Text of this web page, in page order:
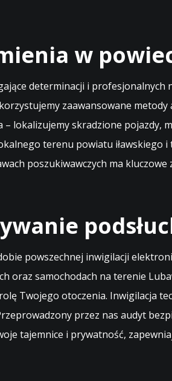
w
determinacji i profesjonalnych
zaawansowane
lokalizujemy skradzione pojazdy,
terenu powiatu iławskiego
poszukiwawczych ma kluczowe
powszechnej inwigilacji
oraz samochodach na terenie
Twojego otoczenia. Inwigilacja
przez nas audyt
tajemnice i prywatność,